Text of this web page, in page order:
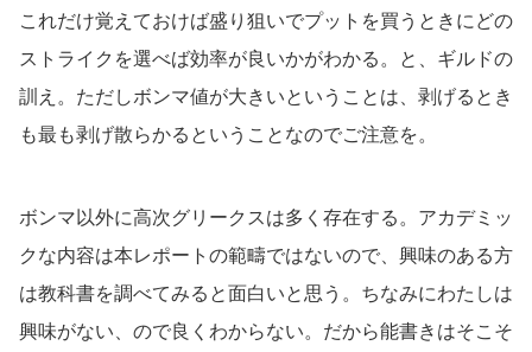
これだけ覚えておけば盛り狙いでプットを買うときにどの
ストライクを選べば効率が良いかがわかる。と、ギルドの
訓え。ただしボンマ値が大きいということは、剥げるとき
も最も剥げ散らかるということなのでご注意を。
ボンマ以外に高次グリークスは多く存在する。アカデミッ
クな内容は本レポートの範疇ではないので、興味のある方
は教科書を調べてみると面白いと思う。ちなみにわたしは
興味がない、ので良くわからない。だから能書きはそこそ